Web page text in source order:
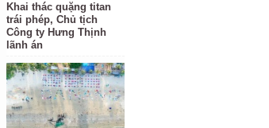
Khai thác quặng titan
trái phép, Chủ tịch
Công ty Hưng Thịnh
lãnh án